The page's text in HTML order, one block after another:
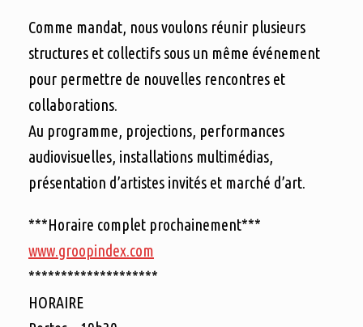
Comme mandat, nous voulons réunir plusieurs
structures et collectifs sous un même événement
pour permettre de nouvelles rencontres et
collaborations.
Au programme, projections, performances
audiovisuelles, installations multimédias,
présentation d’artistes invités et marché d’art.
***Horaire complet prochainement***
www.groopindex.com
********************
HORAIRE